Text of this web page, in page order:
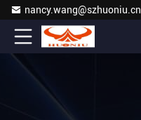
nancy.wang@szhuoniu.cn